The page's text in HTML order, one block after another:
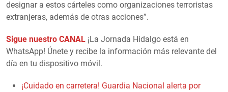
designar a estos cárteles como organizaciones terroristas
extranjeras, además de otras acciones”.
Sigue nuestro CANAL ¡La Jornada Hidalgo está en
WhatsApp! Únete y recibe la información más relevante del
día en tu dispositivo móvil.
¡Cuidado en carretera! Guardia Nacional alerta por